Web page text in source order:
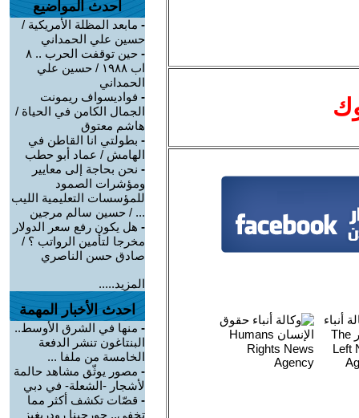
احدث المواضيع
- مابعد المظلة الأمريكية /
حسين علي الحمداني
-
حين توقفت الحرب .. ٨
اب ١٩٨٨ / حسين علي
الحمداني
- فواديسواف ريمونت
الجمال الكامن في الحياة /
هاشم معتوق
- بطولتي انا القاطن في
الهامش / عماد أبو حطب
- نحن بحاجة إلى معايير
ومؤشرات الصمود
للمؤسسات التعليمية الليب
... / حسين سالم مرجين
- هل يكون رفع سعر الدولار
مخرجا لتأمين الرواتب ؟ /
صادق حسن الناصري
المزيد.....
احدث الأخبار المهمة
- منها في الشرق الأوسط..
البنتاغون تنشر الدفعة
الخامسة من ملفا ...
- مصور يوثّق مشاهد حالمة
لأشجار -الشعلة- في دبي
- قصّات تكشف أكثر مما
تخفي.. جورجينا رودريغيز